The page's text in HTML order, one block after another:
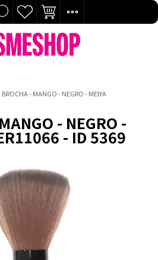
BROCHA - MANGO - NEGRO - MEIYANI - ER11066 - ID
- NEGRO -
- ID 5369